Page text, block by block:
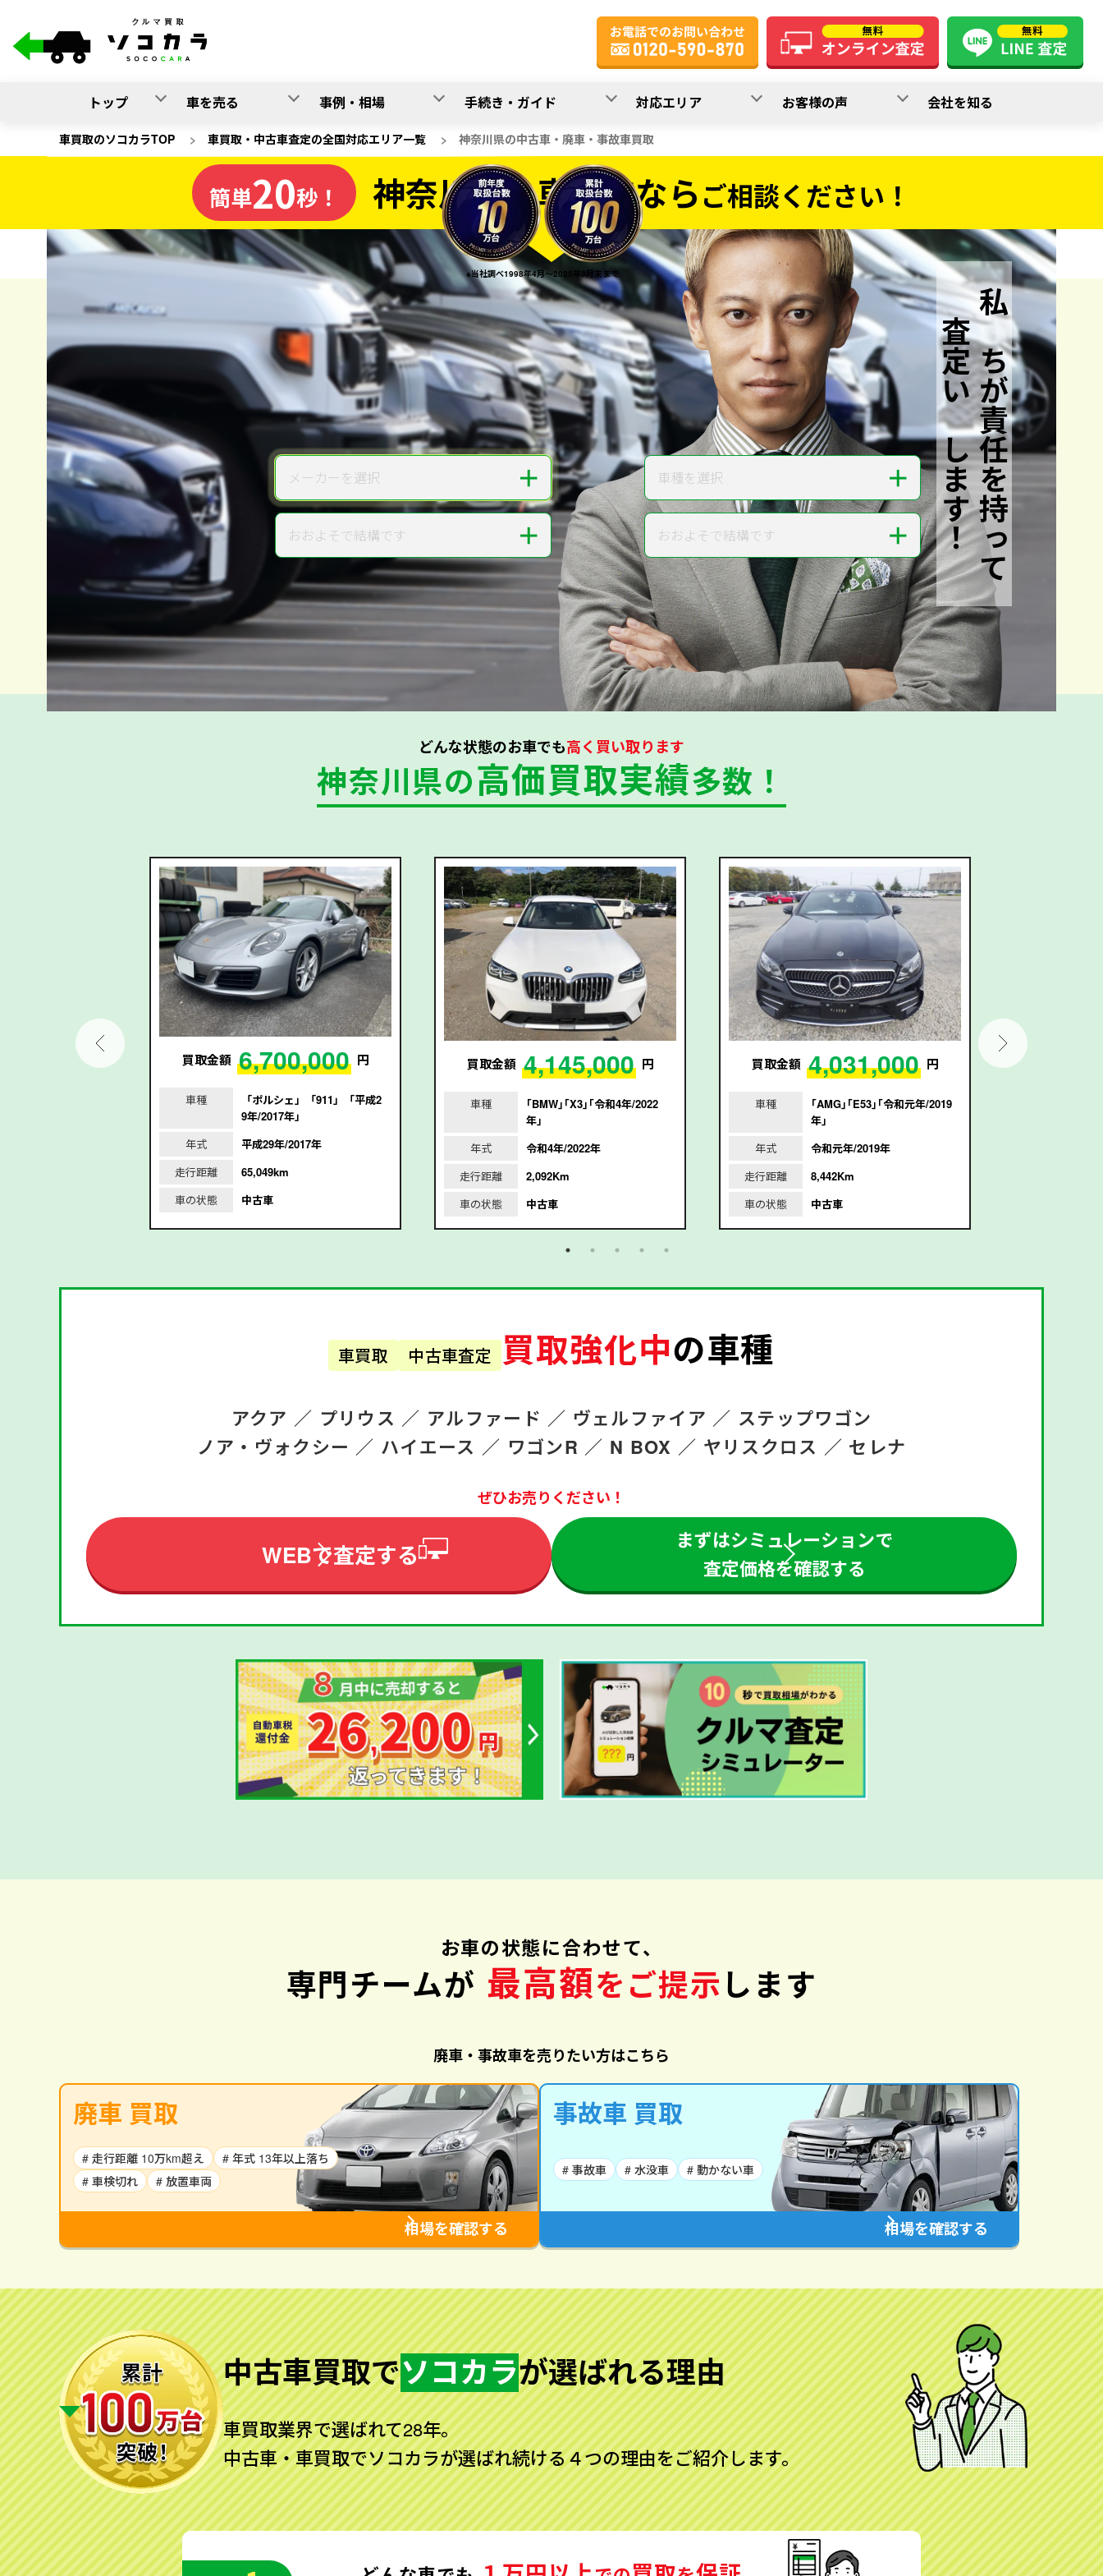
トップ 車を売る 事例・相場 手続き・ガイド 対応エリア お客様の声 会社を知る
車買取のソコカラTOP > 車買取・中古車査定の全国対応エリア一覧 > 神奈川県の中古車・廃車・事故車買取
神奈川県の車買取なら
ソコカラの
電話か出張か、高い方の査定を提案。
だから高価買取!
※当社調べ1998年4月～2025年3月末まで
私たちが責任を持って
査定いたします！
簡単20秒！ 神奈川県の車買取ならご相談ください！
20秒で入力完了！
無料でカンタンWeb査定
ご依頼いただいたお車を丁寧に査定いたします
メーカー メーカーを選択 ＋ 車種 車種を選択 ＋
年式 おおよそで結構です ＋ 走行距離 おおよそで結構です ＋
無料で査定する
どんな状態のお車でも高く買い取ります
神奈川県の高価買取実績多数！
円 買取金額 6,700,000 円
車種
「ポルシェ」「911」「平成2
9年/2017年」
年式
平成29年/2017年
走行距離
65,049km
車の状態
中古車
買取金額 4,145,000 円
車種
｢BMW｣｢X3｣｢令和4年/2022
年｣
年式
令和4年/2022年
走行距離
2,092Km
車の状態
中古車
買取金額 4,031,000 円
車種
｢AMG｣｢E53｣｢令和元年/2019
年｣
年式
令和元年/2019年
走行距離
8,442Km
車の状態
中古車
車買取 中古車査定 買取強化中の車種
アクア ／ プリウス ／ アルファード ／ ヴェルファイア ／ ステップワゴン
ノア・ヴォクシー ／ ハイエース ／ ワゴンR ／ N BOX ／ ヤリスクロス ／ セレナ
ぜひお売りください！
WEBで査定する
まずはシミュレーションで
査定価格を確認する
お車の状態に合わせて、
専門チームが 最高額をご提示します
廃車・事故車を売りたい方はこちら
廃車 買取
# 走行距離 10万km超え
# 年式 13年以上落ち
# 車検切れ
# 放置車両
相場を確認する
事故車 買取
# 事故車 # 水没車 # 動かない車
相場を確認する
中古車買取でソコカラが選ばれる理由
車買取業界で選ばれて28年。
中古車・車買取でソコカラが選ばれ続ける４つの理由をご紹介します。